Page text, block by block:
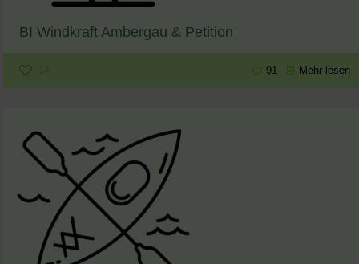
BI Windkraft Ambergau & Petition
14 91 Mehr lesen